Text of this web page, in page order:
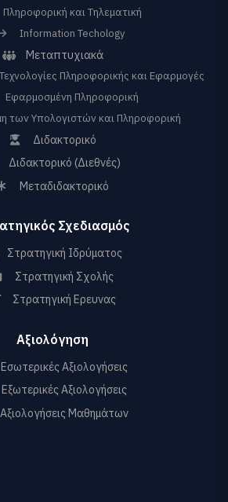
Πληροφορική και Τηλεματική
Information Techology
Μεταπτυχιακά
Πληροφορικής και Εφαρμογές
Εφαρμοσμένη Πληροφορική
των Υπολογιστών και Πληροφορική
Διδακτορικό
Διδακτορικό (Διεθνές)
Μεταδιδακτορικό
Σχεδιασμός
Στρατηγική Ιδρύματος
Στρατηγική Σχολής
Στρατηγική Ερευνας
Αξιολόγηση
Εσωτερικές Αξιολογήσεις
Εξωτερικές Αξιολογήσεις
Αξιολογήσεις Μαθημάτων